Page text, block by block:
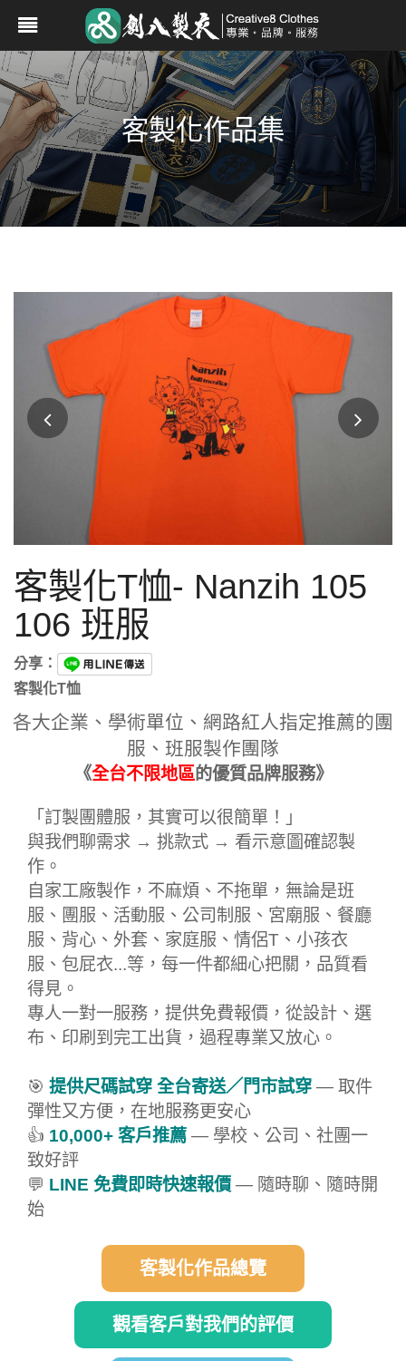
客製化作品集
客製化T恤- Nanzih 105
106 班服
分享：
客製化T恤
各大企業、學術單位、網路紅人指定推薦的團
服、班服製作團隊
《全台不限地區的優質品牌服務》
「訂製團體服，其實可以很簡單！」
與我們聊需求 → 挑款式 → 看示意圖確認製
作。
自家工廠製作，不麻煩、不拖單，無論是班
服、團服、活動服、公司制服、宮廟服、餐廳
服、背心、外套、家庭服、情侶T、小孩衣
服、包屁衣...等，每一件都細心把關，品質看
得見。
專人一對一服務，提供免費報價，從設計、選
布、印刷到完工出貨，過程專業又放心。
🎯 提供尺碼試穿 全台寄送／門市試穿 — 取件
彈性又方便，在地服務更安心
👍 10,000+ 客戶推薦 — 學校、公司、社團一
致好評
💬 LINE 免費即時快速報價 — 隨時聊、隨時開
始
客製化作品總覽
觀看客戶對我們的評價